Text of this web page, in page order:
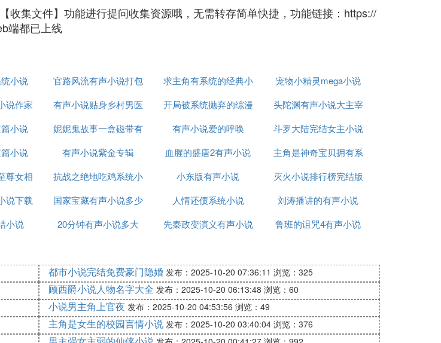
集文件】功能进行提问收集资源哦，无需转存简单快捷，功能链接：https://
端都已上线
小说
官路风流有声小说打包
下载
求主角有系统的经典小
说
宠物小精灵mega小说
完结
说作家 有声小说贴身乡村男医
开局被系统抛弃的综漫
小说
头陀渊有声小说大主宰
小说
妮妮鬼故事一盒磁带有
声小说
有声小说爱的呼唤
斗罗大陆完结女主小说
小说 有声小说紫金专辑 血腥的盛唐2有声小说
主角是神奇宝贝拥有系
统的小说
尊女相
抗战之绝地吃鸡系统小
说
小东版有声小说
灭火小说排行榜完结版
说下载
国家宝藏有声小说多少
集
人情还债系统小说
刘涛播讲的有声小说
小说 20分钟有声小说多大 先秦政变演义有声小说
鲁班的诅咒4有声小说
都市小说完结免费豪门隐婚 发布：2025-10-20 07:36:11 浏览：325
顾西爵小说人物名字大全 发布：2025-10-20 06:13:48 浏览：60
小说男主角上官夜 发布：2025-10-20 04:53:56 浏览：49
主角是女生的校园言情小说 发布：2025-10-20 03:40:04 浏览：376